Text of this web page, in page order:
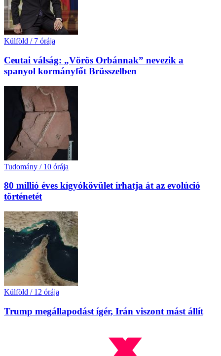
Külföld / 7 órája
Ceutai válság: „Vörös Orbánnak” nevezik a
spanyol kormányfőt Brüsszelben
Tudomány / 10 órája
80 millió éves kígyókövület írhatja át az evolúció
történetét
Külföld / 12 órája
Trump megállapodást ígér, Irán viszont mást állít